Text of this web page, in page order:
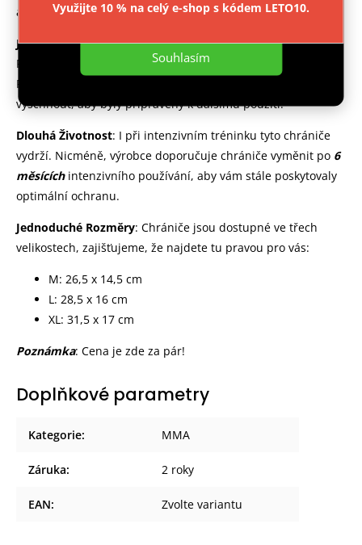
Nastavení
Souhlasím
Využijte 10 % na celý e-shop s kódem LETO10.
a bezpečnost při tréninku.
Jednoduchá Údržba: Není třeba složitého čištění. Chrániče
Fighter lze snadno vyprat v ruce při maximální teplotě 30 °C.
Po vyprání je třeba chrániče holení nechat důkladně
vyschnout, aby byly připraveny k dalšímu použití.
Dlouhá Životnost: I při intenzivním tréninku tyto chrániče
vydrží. Nicméně, výrobce doporučuje chrániče vyměnit po 6
měsícíchintenzivního používání, aby vám stále poskytovaly
optimální ochranu.
Jednoduché Rozměry: Chrániče jsou dostupné ve třech
velikostech, zajišťujeme, že najdete tu pravou pro vás:
M: 26,5 x 14,5 cm
L: 28,5 x 16 cm
XL: 31,5 x 17 cm
Poznámka: Cena je zde za pár!
Doplňkové parametry
Kategorie: MMA
Záruka: 2 roky
EAN: Zvolte variantu